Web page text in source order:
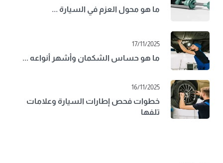
ما هو محول العزم في السيارة ...
17/11/2025
ما هو حساس الشكمان وأشهر أنواعه ...
16/11/2025
خطوات فحص إطارات السيارة وعلامات
تلفها